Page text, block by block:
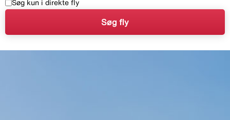
Søg kun i direkte fly
Søg fly